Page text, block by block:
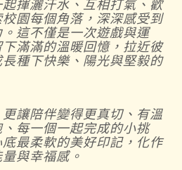
揮灑汗水、互相打氣、歡
園每個角落，深深感受到
這不僅是一次遊戲與運
滿滿的溫暖回憶，拉近彼
種下快樂、陽光與堅毅的
讓陪伴變得更真切、有溫
每一個一起完成的小挑
最柔軟的美好印記，化作
與幸福感。